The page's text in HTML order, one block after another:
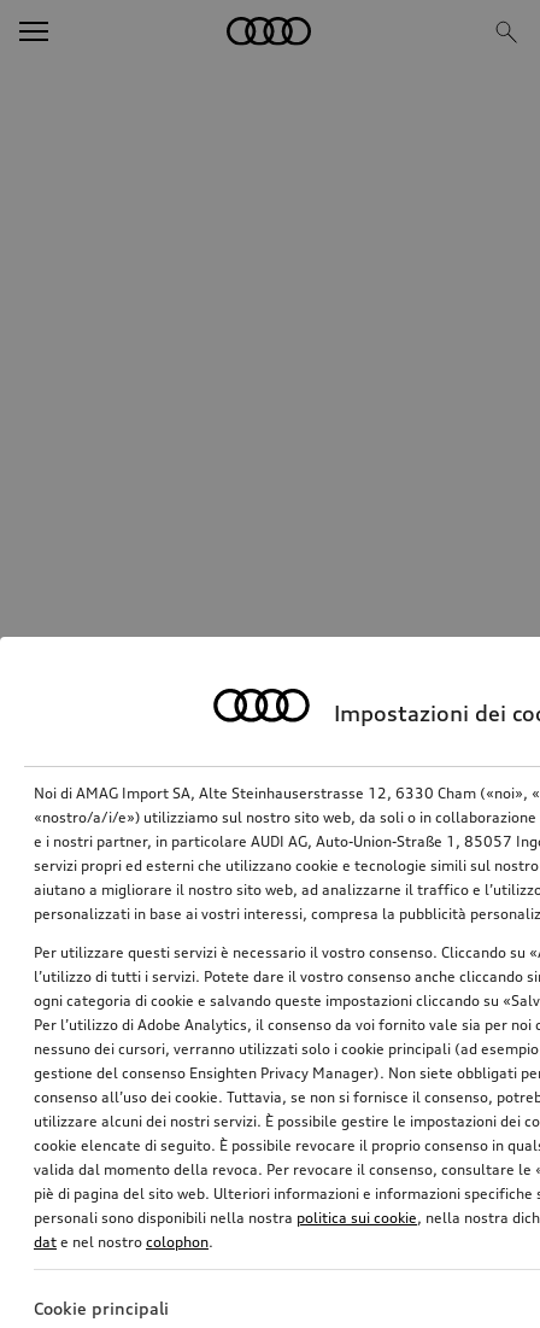
Impostazioni dei
Noi di AMAG Import SA, Alte Steinhauserstrasse 12, 6330 Cham («noi»,
«nostro/a/i/e») utilizziamo sul nostro sito web, da soli o in
e i nostri partner, in particolare AUDI AG, Auto-Union-Straße 1, 85057
servizi propri ed esterni che utilizzano cookie e tecnologie simili sul
aiutano a migliorare il nostro sito web, ad analizzarne il traffico e
personalizzati in base ai vostri interessi, compresa la pubblicità
Per utilizzare questi servizi è necessario il vostro consenso. Cliccando
l’utilizzo di tutti i servizi. Potete dare il vostro consenso anche cliccando
ogni categoria di cookie e salvando queste impostazioni cliccando su
Per l’utilizzo di Adobe Analytics, il consenso da voi fornito vale sia per noi
nessuno dei cursori, verranno utilizzati solo i cookie principali (ad
gestione del consenso Ensighten Privacy Manager). Non siete obbligati
consenso all’uso dei cookie. Tuttavia, se non si fornisce il consenso,
utilizzare alcuni dei nostri servizi. È possibile gestire le impostazioni dei
cookie elencate di seguito. È possibile revocare il proprio consenso in
valida dal momento della revoca. Per revocare il consenso, consultare le
piè di pagina del sito web. Ulteriori informazioni e informazioni specifiche
personali sono disponibili nella nostra politica sui cookie, nella nostra
dat e nel nostro colophon.
Cookie principali